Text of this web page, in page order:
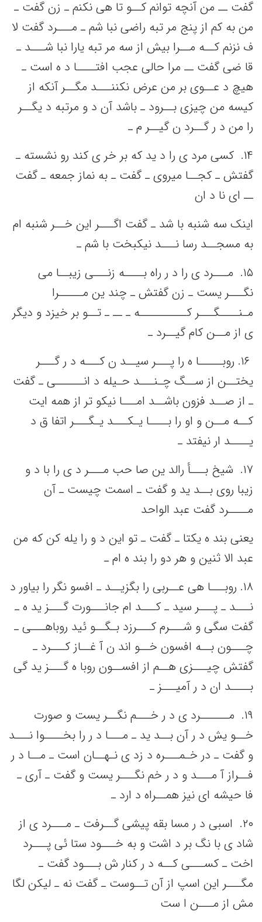
گفت‌ ــ من‌ آنچه‌ توانم‌ کــو تا هی‌ نکنم‌ ـ زن گفت‌ ـ
من‌ به‌ کم‌ از پنج‌ مر تبه‌ راضی‌ نبا شم‌ ـ مـــرد گفت‌ لا
ف نزنم‌ کــه‌ مــرا بیش‌ از سه‌ مر تبه‌ یارا نبا شـــد ـ
قا ضی‌ گفت‌ ــ مرا حالی‌ عجب‌ افتــــا د ه است‌ ـ
هیچ‌ د عــوی بر من‌ عرض نکننـــد مگــر آنکه‌ از
کیسه‌ من‌ چیزی بــرود ـ باشد آن د و مرتبه‌ د یگــر
را من‌ د ر گــرد ن گیــر م ـ
١۴. ‌ کسی‌ مرد ی را د ید که‌ بر خر ی کند رو نشسته‌ ـ
گفتش‌ ـ کجــا میروی ـ گفت‌ ـ به‌ نماز جمعه‌ ـ گفت‌
ــ ای نا د ان
اینک‌ سه‌ شنبه‌ با شد ـ گفت‌ اگـــر این‌ خــر شنبه‌ ام
به‌ مسجــد رسا نـــد نیکبخت‌ با شم‌ ـ
١۵. ‌ مـــرد ی را د ر راه بــــه‌ زنـــی‌ زیبــا می‌
نگـــر یست‌ ـ زن گفتش‌ ـ چند ین‌ مـــــرا
مـنــــگـــر کــــــــــه‌ ـ ــ ـ تــو بر خیزد و دیگر
ی از مــن‌ کام گیــرد ـ
١۶. روبـــــا ه را پـــر سیــد ن کـــه‌ د ر گـــر
یختــن‌ از ســگ‌ چـنـــد حـیله‌ د انــــــی‌ ـ گفت‌
ـ از صــد فزون باشــد امـــا نیکو تر از همه‌ ایت‌
کــه‌ مــن‌ و او را بــــا یـکـــد یـگـــر اتفا ق د
یــــد ار نیفتد ـ
١٧. ‌ شیخ‌ بـــأ رالد ین‌ صا حب‌ مـــر د ی را با د و
زیبا روی بــد ید و گفت‌ ـ اسمت‌ چیست‌ ـ آن
مــــرد گفت‌ عبد الواحد
یعنی‌ بند ه یکتا ـ گفت‌ ـ تو این‌ د و را یله‌ کن‌ که‌ من‌
عبد الا ثنین‌ و هر دو را بند ه ام ـ
١٨. روبـــا هی‌ عــربی‌ را بگزیــد ـ افسو نگر را بیاور د
نـــد ـ پـــر سید ـ کـــد ام جانـــورت گـــز ید ه ـ
گفت‌ سگی‌ و شـــرم کـــرزد بـگــو ئید روباهـــی‌ ـ
چـــون بــه‌ افسون خــو اند ن آ غــاز کـــرد ـ
گفتش‌ چیـــزی هــم‌ از افســون روبا ه گـــز ید گی‌
بــــد ان د ر آمیـــز ـ
١٩. ‌ مــــــرد ی د ر خـــم‌ نگــر یست‌ و صورت
خــو یش‌ د ر آن بــد ید ـ مـــا د ر را بخــــوا نـــد
و گفت‌ ـ در خـمـــره د زد ی نـهــان است‌ ـ مــا د ر
فــراز آ مـــد و د ر خم‌ نگـــر یست‌ و گفت‌ ـ آری ـ
فا حیشه‌ ای نیز همــراه د ارد ـ
٢٠. ‌ اسبی‌ د ر مسا بقه‌ پیشی‌ گــرفت‌ ـ مـــرد ی از
شاد ی با نگ‌ بر د اشت‌ و به‌ خـــود ستا ئی‌ پـــرد
اخت‌ ـ کســـی‌ کــه‌ د ر کنار ش بـــود گفت‌ ـ
مگـــر این‌ اسپ‌ از آن تــوست‌ ـ گفت‌ نه‌ ـ لیکن‌ لگا
مش‌ از مـــن‌ ا ست‌